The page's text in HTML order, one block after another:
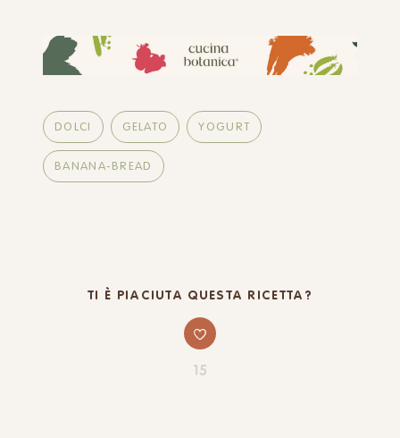
DOLCI GELATO YOGURT
BANANA-BREAD
TI È PIACIUTA QUESTA RICETTA?
15